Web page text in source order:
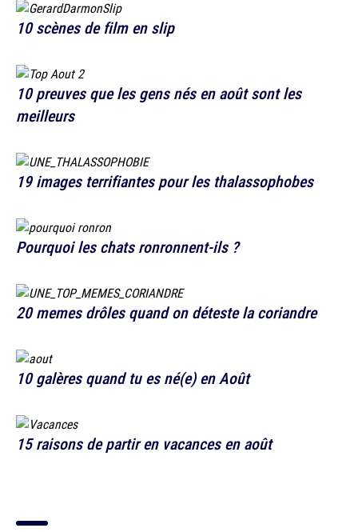
10 preuves que les gens nés en août sont les
meilleurs
Pourquoi les chats ronronnent-ils ?
10 galères quand tu es né(e) en Août
10 scènes de film en slip
19 images terrifiantes pour les thalassophobes
20 memes drôles quand on déteste la coriandre
15 raisons de partir en vacances en août